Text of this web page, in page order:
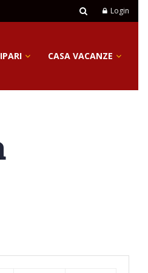
Login
CASA VACANZE